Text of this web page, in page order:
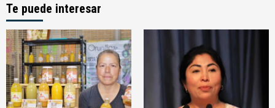
Te puede interesar